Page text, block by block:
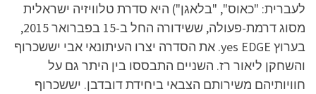
לעברית: "כאוס", "בלאגן") היא סדרת טלוויזיה ישראלית
מסוג דרמת-פעולה, ששידורה החל ב-15 בפברואר 2015,
בערוץ yes EDGE. את הסדרה יצרו העיתונאי אבי יששכרוף
והשחקן ליאור רז. השניים התבססו בין היתר גם על
חוויותיהם משירותם הצבאי ביחידת דובדבן. יששכרוף